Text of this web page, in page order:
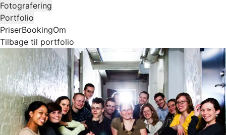
Fotografering
Portfolio
PriserBookingOm
Tilbage til portfolio